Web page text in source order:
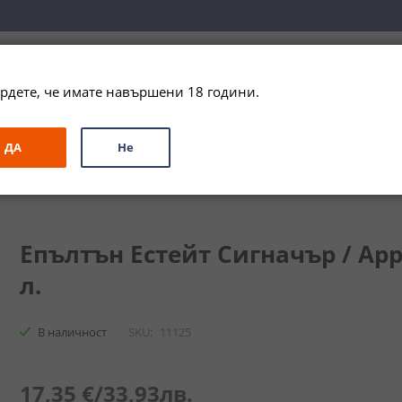
ЗА ПОДАРЪК ПРОМО СПЕЦИАЛНИ ПРЕДЛОЖЕНИЯ
/ Appleton Estate Signature Blend
Епълтън Естейт Сигначър /
л.
В наличност SKU 11125
17,35 €/33,93лв.
че имате навършени 18 години.
ДА Не